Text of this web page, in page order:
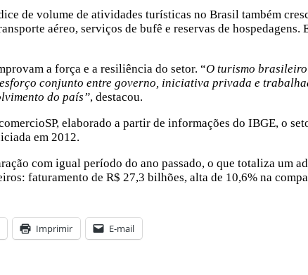
de volume de atividades turísticas no Brasil também
aéreo, serviços de bufê e reservas de
a força e a resiliência do setor. “O turismo brasileiro
conjunto entre governo, iniciativa privada e
do país”, destacou.
elaborado a partir de informações do IBGE, o
em 2012.
com igual período do ano passado, o que totaliza um
faturamento de R$ 27,3 bilhões, alta de 10,6% na
Imprimir E-mail